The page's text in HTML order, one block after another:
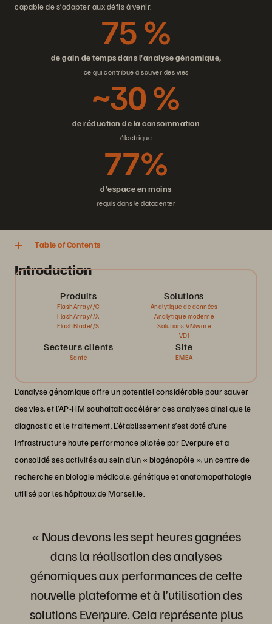
capable de s’adapter aux défis à venir.
de gain de temps dans l’analyse génomique,
75 %
ce qui contribue à sauver des vies
de réduction de la consommation
~30 %
électrique
d’espace en moins
77%
requis dans le datacenter
Table of Contents
Introduction
Produits
FlashArray//C
FlashArray//X
FlashBlade//S
Solutions
Analytique de données
Analytique moderne
Solutions VMware
VDI
Secteurs clients
Santé
Site
EMEA
L’analyse génomique offre un potentiel considérable pour sauver
des vies, et l’AP-HM souhaitait accélérer ces analyses ainsi que le
diagnostic et le traitement. L’établissement s’est doté d’une
infrastructure haute performance pilotée par Everpure et a
consolidé ses activités au sein d’un « biogénopôle », un centre de
recherche en biologie médicale, génétique et anatomopathologie
utilisé par les hôpitaux de Marseille.
« Nous devons les sept heures gagnées
dans la réalisation des analyses
génomiques aux performances de cette
nouvelle plateforme et à l’utilisation des
solutions Everpure. Cela représente plus